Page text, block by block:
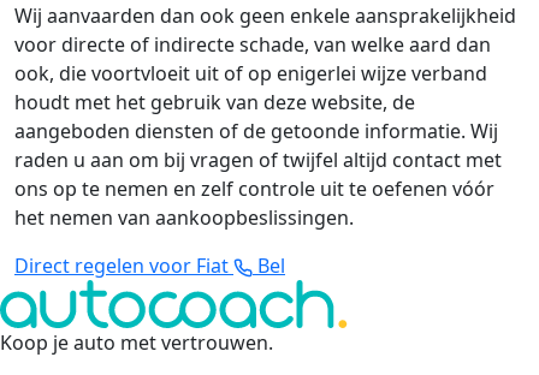
Wij aanvaarden dan ook geen enkele aansprakelijkheid
voor directe of indirecte schade, van welke aard dan
ook, die voortvloeit uit of op enigerlei wijze verband
houdt met het gebruik van deze website, de
aangeboden diensten of de getoonde informatie. Wij
raden u aan om bij vragen of twijfel altijd contact met
ons op te nemen en zelf controle uit te oefenen vóór
het nemen van aankoopbeslissingen.
Direct regelen voor Fiat
Bel
Koop je auto met vertrouwen.